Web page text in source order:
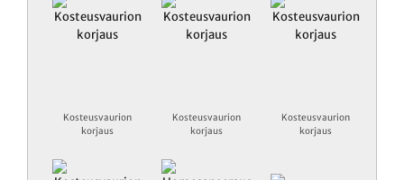
Kosteusvaurion
korjaus
Kosteusvaurion
korjaus
Kosteusvaurion
korjaus